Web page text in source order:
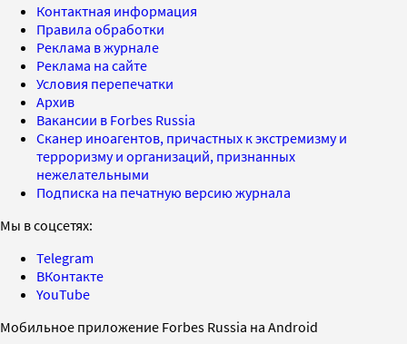
Контактная информация
Правила обработки
Реклама в журнале
Реклама на сайте
Условия перепечатки
Архив
Вакансии в Forbes Russia
Сканер иноагентов, причастных к экстремизму и
терроризму и организаций, признанных
нежелательными
Подписка на печатную версию журнала
Мы в соцсетях:
Telegram
ВКонтакте
YouTube
Мобильное приложение Forbes Russia на Android